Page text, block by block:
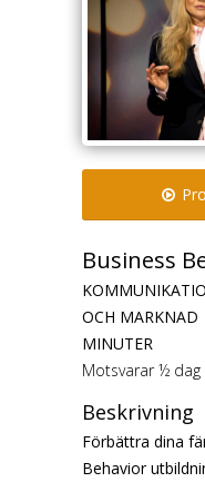
Business
OCH
MINUTER
Motsvarar ½
Beskrivning
Förbättra dina
Behavior